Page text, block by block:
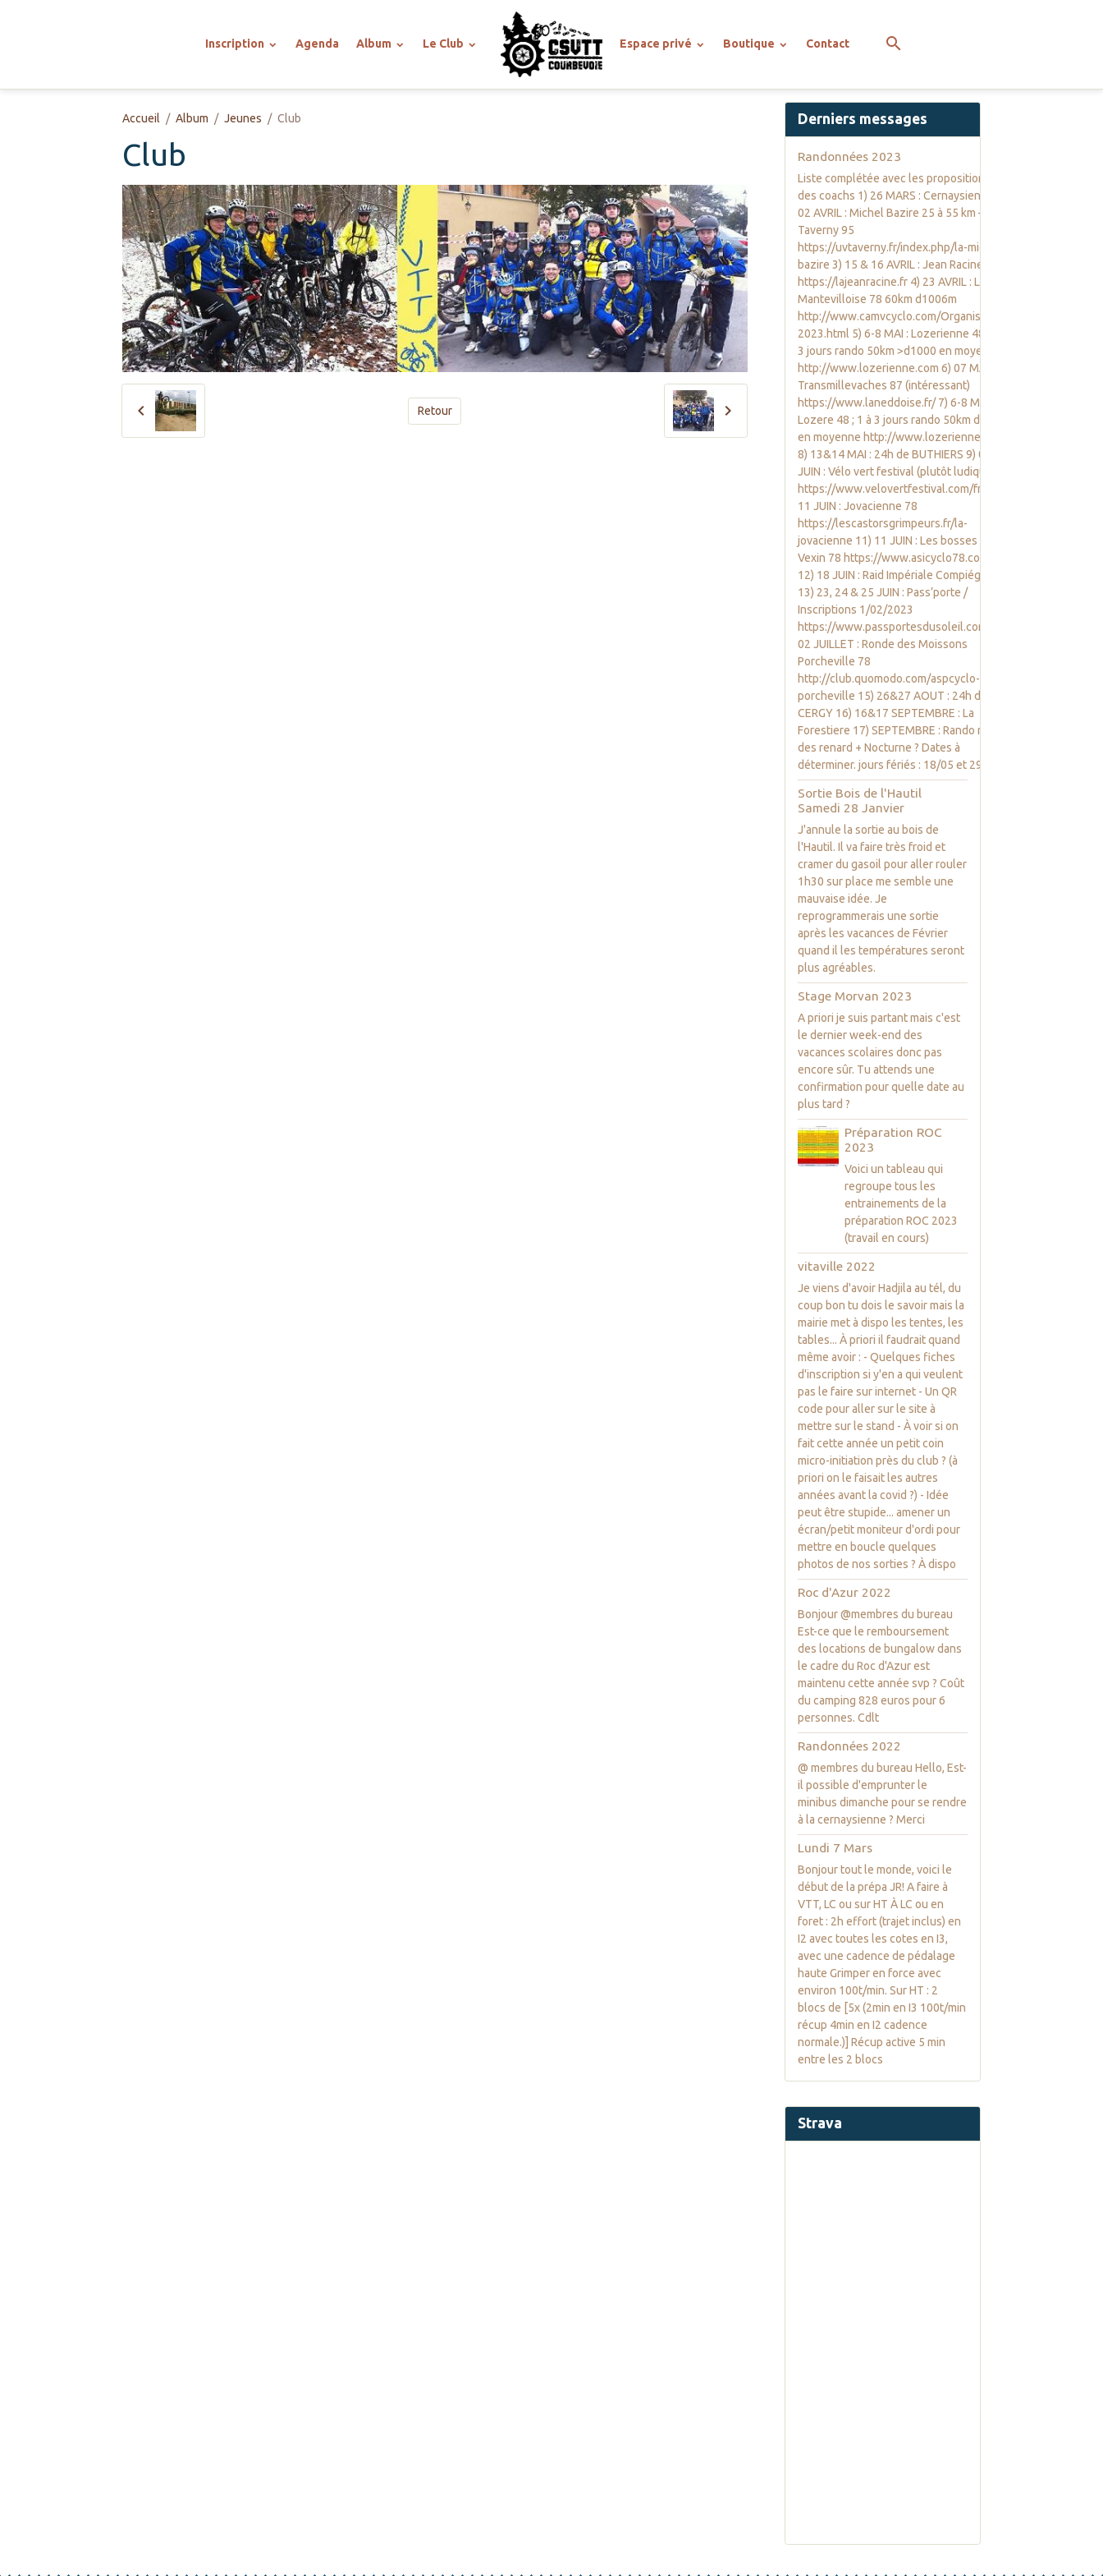
Inscription Agenda Album Le Club Espace privé Boutique Contact
Accueil Album Jeunes Club
Club
Retour
Derniers messages
Randonnées 2023
Liste complétée avec les propositions
des coachs 1) 26 MARS : Cernaysienne 2)
02 AVRIL : Michel Bazire 25 à 55 km –
Taverny 95
https://uvtaverny.fr/index.php/la-michel-
bazire 3) 15 & 16 AVRIL : Jean Racine 78
https://lajeanracine.fr 4) 23 AVRIL : La
Mantevilloise 78 60km d1006m
http://www.camvcyclo.com/Organisation-
2023.html 5) 6-8 MAI : Lozerienne 48 ; 1 à
3 jours rando 50km >d1000 en moyenne
http://www.lozerienne.com 6) 07 MAI :
Transmillevaches 87 (intéressant)
https://www.laneddoise.fr/ 7) 6-8 MAI :
Lozere 48 ; 1 à 3 jours rando 50km d1000
en moyenne http://www.lozerienne.com
8) 13&14 MAI : 24h de BUTHIERS 9) 02-04
JUIN : Vélo vert festival (plutôt ludique)
https://www.velovertfestival.com/fr/ 10)
11 JUIN : Jovacienne 78
https://lescastorsgrimpeurs.fr/la-
jovacienne 11) 11 JUIN : Les bosses du
Vexin 78 https://www.asicyclo78.com/
12) 18 JUIN : Raid Impériale Compiégnois
13) 23, 24 & 25 JUIN : Pass’porte /
Inscriptions 1/02/2023
https://www.passportesdusoleil.com/ 14)
02 JUILLET : Ronde des Moissons
Porcheville 78
http://club.quomodo.com/aspcyclo-
porcheville 15) 26&27 AOUT : 24h de
CERGY 16) 16&17 SEPTEMBRE : La
Forestiere 17) SEPTEMBRE : Rando raid
des renard + Nocturne ? Dates à
déterminer. jours fériés : 18/05 et 29/05
Sortie Bois de l'Hautil
Samedi 28 Janvier
J'annule la sortie au bois de
l'Hautil. Il va faire très froid et
cramer du gasoil pour aller rouler
1h30 sur place me semble une
mauvaise idée. Je
reprogrammerais une sortie
après les vacances de Février
quand il les températures seront
plus agréables.
Stage Morvan 2023
A priori je suis partant mais c'est
le dernier week-end des
vacances scolaires donc pas
encore sûr. Tu attends une
confirmation pour quelle date au
plus tard ?
Préparation ROC
2023
Voici un tableau qui
regroupe tous les
entrainements de la
préparation ROC 2023
(travail en cours)
vitaville 2022
Je viens d'avoir Hadjila au tél, du
coup bon tu dois le savoir mais la
mairie met à dispo les tentes, les
tables... À priori il faudrait quand
même avoir : - Quelques fiches
d'inscription si y'en a qui veulent
pas le faire sur internet - Un QR
code pour aller sur le site à
mettre sur le stand - À voir si on
fait cette année un petit coin
micro-initiation près du club ? (à
priori on le faisait les autres
années avant la covid ?) - Idée
peut être stupide... amener un
écran/petit moniteur d'ordi pour
mettre en boucle quelques
photos de nos sorties ? À dispo
Roc d'Azur 2022
Bonjour @membres du bureau
Est-ce que le remboursement
des locations de bungalow dans
le cadre du Roc d'Azur est
maintenu cette année svp ? Coût
du camping 828 euros pour 6
personnes. Cdlt
Randonnées 2022
@ membres du bureau Hello, Est-
il possible d'emprunter le
minibus dimanche pour se rendre
à la cernaysienne ? Merci
Lundi 7 Mars
Bonjour tout le monde, voici le
début de la prépa JR! A faire à
VTT, LC ou sur HT À LC ou en
foret : 2h effort (trajet inclus) en
I2 avec toutes les cotes en I3,
avec une cadence de pédalage
haute Grimper en force avec
environ 100t/min. Sur HT : 2
blocs de [5x (2min en I3 100t/min
récup 4min en I2 cadence
normale.)] Récup active 5 min
entre les 2 blocs
Strava